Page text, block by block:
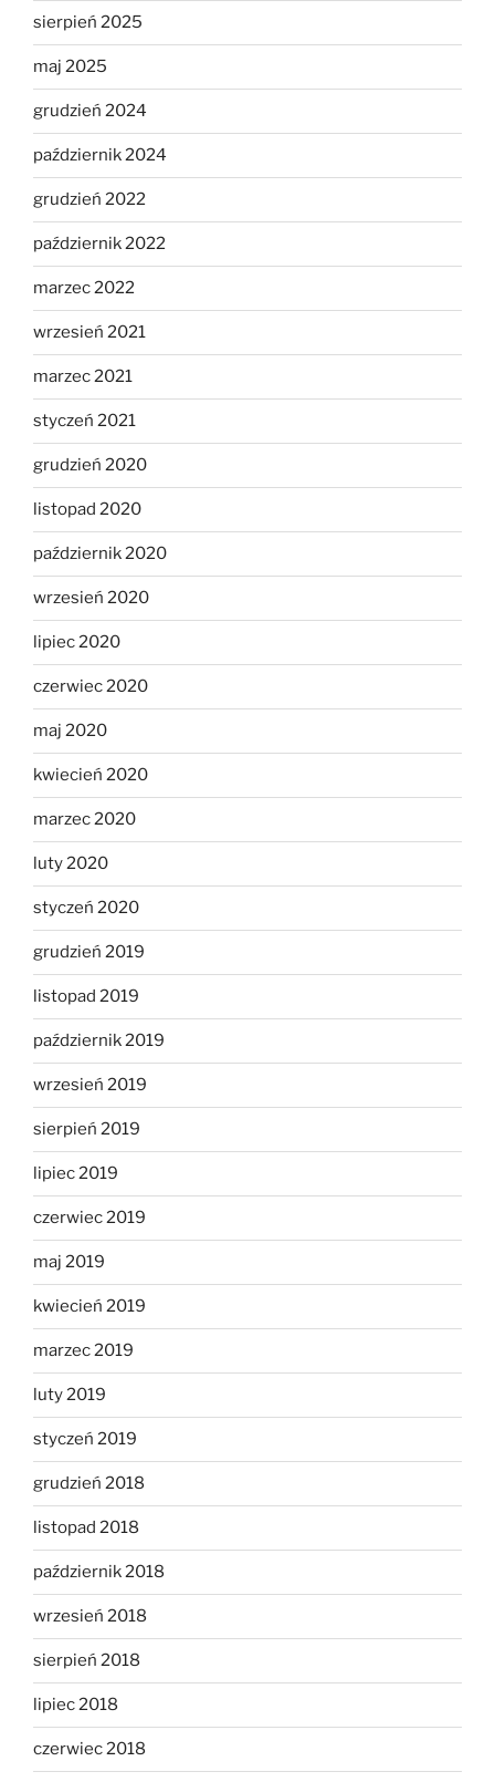
sierpień 2025
maj 2025
grudzień 2024
październik 2024
grudzień 2022
październik 2022
marzec 2022
wrzesień 2021
marzec 2021
styczeń 2021
grudzień 2020
listopad 2020
październik 2020
wrzesień 2020
lipiec 2020
czerwiec 2020
maj 2020
kwiecień 2020
marzec 2020
luty 2020
styczeń 2020
grudzień 2019
listopad 2019
październik 2019
wrzesień 2019
sierpień 2019
lipiec 2019
czerwiec 2019
maj 2019
kwiecień 2019
marzec 2019
luty 2019
styczeń 2019
grudzień 2018
listopad 2018
październik 2018
wrzesień 2018
sierpień 2018
lipiec 2018
czerwiec 2018